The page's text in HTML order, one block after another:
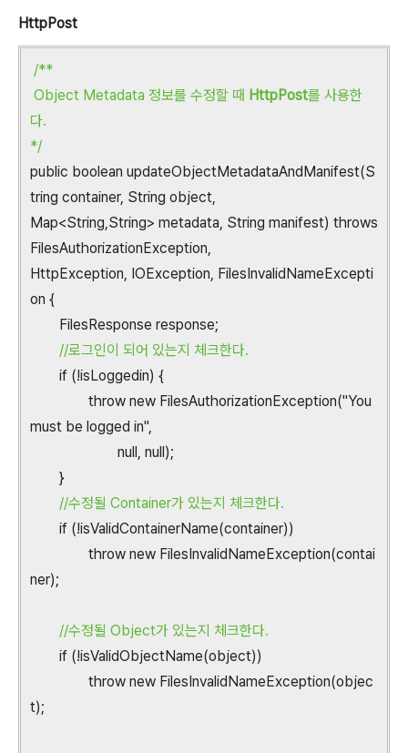
HttpPost
/**
Object Metadata 정보를 수정할 때 HttpPost를 사용한
다.
*/
public boolean updateObjectMetadataAndManifest(S
tring container, String object,
Map<String,String> metadata, String manifest) throws
FilesAuthorizationException,
HttpException, IOException, FilesInvalidNameExcepti
on {
FilesResponse response;
//로그인이 되어 있는지 체크한다.
if (!isLoggedin) {
throw new FilesAuthorizationException("You
must be logged in",
null, null);
}
//수정될 Container가 있는지 체크한다.
if (!isValidContainerName(container))
throw new FilesInvalidNameException(contai
ner);
//수정될 Object가 있는지 체크한다.
if (!isValidObjectName(object))
throw new FilesInvalidNameException(objec
t);